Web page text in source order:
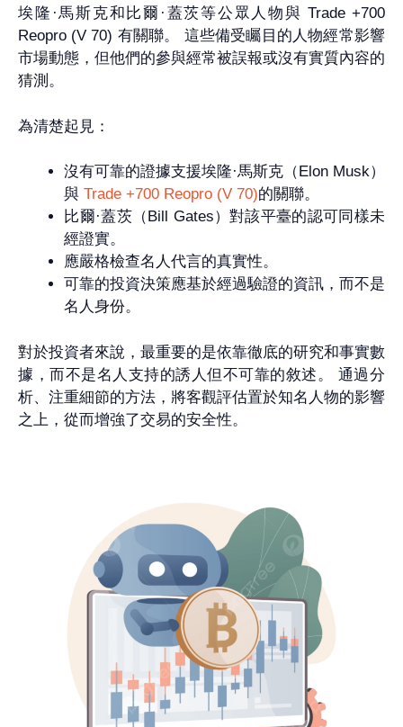
埃隆·馬斯克和比爾·蓋茨等公眾人物與 Trade +700
Reopro (V 70) 有關聯。 這些備受矚目的人物經常影響
市場動態，但他們的參與經常被誤報或沒有實質內容的
猜測。
為清楚起見：
沒有可靠的證據支援埃隆·馬斯克（Elon Musk）
與 Trade +700 Reopro (V 70)的關聯。
比爾·蓋茨（Bill Gates）對該平臺的認可同樣未
經證實。
應嚴格檢查名人代言的真實性。
可靠的投資決策應基於經過驗證的資訊，而不是
名人身份。
對於投資者來說，最重要的是依靠徹底的研究和事實數
據，而不是名人支持的誘人但不可靠的敘述。 通過分
析、注重細節的方法，將客觀評估置於知名人物的影響
之上，從而增強了交易的安全性。